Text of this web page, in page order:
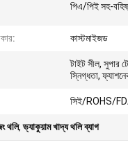
পিএ/পিই সহ-
কাস্টমাইজড
টাইট সীল, সুপার
স্নিগ্ধতা,
সিই/ROHS/
থলি,ভ্যাকুয়াম খাদ্য থলি ব্যাগ